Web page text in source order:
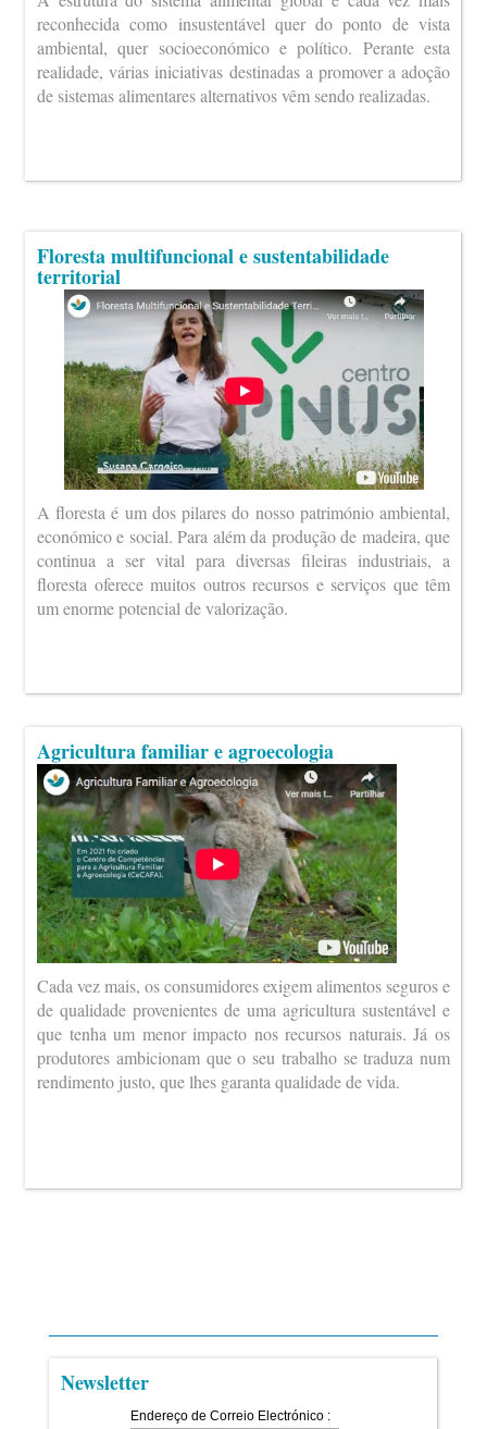
reconhecida como insustentável quer do ponto de vista
ambiental, quer socioeconómico e político. Perante esta
realidade, várias iniciativas destinadas a promover a adoção
de sistemas alimentares alternativos vêm sendo realizadas.
Floresta multifuncional e sustentabilidade
territorial
A floresta é um dos pilares do nosso património ambiental,
económico e social. Para além da produção de madeira, que
continua a ser vital para diversas fileiras industriais, a
floresta oferece muitos outros recursos e serviços que têm
um enorme potencial de valorização.
Agricultura familiar e agroecologia
Cada vez mais, os consumidores exigem alimentos seguros e
de qualidade provenientes de uma agricultura sustentável e
que tenha um menor impacto nos recursos naturais. Já os
produtores ambicionam que o seu trabalho se traduza num
rendimento justo, que lhes garanta qualidade de vida.
Newsletter